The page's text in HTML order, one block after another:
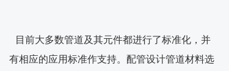
目前大多数管道及其元件都进行了标准化，并
有相应的应用标准作支持。配管设计管道材料选